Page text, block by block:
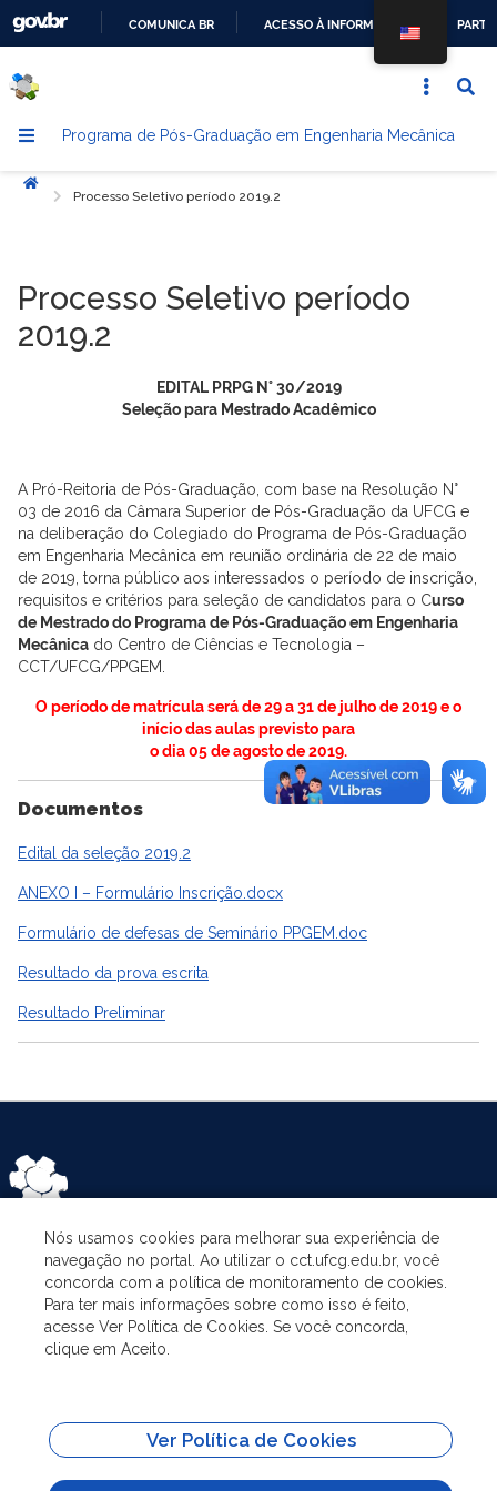
CONTEÚDO
COMUNICA BR ACESSO À INFORMAÇÃO
Programa de Pós-Graduação em Engenharia Mecânica
Início
Processo Seletivo período 2019.2
Processo Seletivo período
2019.2
EDITAL PRPG N° 30/2019
Seleção para Mestrado Acadêmico
A Pró-Reitoria de Pós-Graduação, com base na Resolução N°
03 de 2016 da Câmara Superior de Pós-Graduação da UFCG e
na deliberação do Colegiado do Programa de Pós-Graduação
em Engenharia Mecânica em reunião ordinária de 22 de maio
de 2019, torna público aos interessados o período de inscrição,
requisitos e critérios para seleção de candidatos para o Curso
de Mestrado do Programa de Pós-Graduação em Engenharia
Mecânica do Centro de Ciências e Tecnologia –
CCT/UFCG/PPGEM.
O período de matrícula será de 29 a 31 de julho de 2019 e o
início das aulas previsto para
o dia 05 de agosto de 2019.
Documentos
Edital da seleção 2019.2
ANEXO I – Formulário Inscrição.docx
Formulário de defesas de Seminário PPGEM.doc
Resultado da prova escrita
Resultado Preliminar
ASSUNTOS
O PROGRAMA
ADMINISTRAÇÃO
Nós usamos cookies para melhorar sua experiência de
navegação no portal. Ao utilizar o cct.ufcg.edu.br, você
concorda com a política de monitoramento de cookies.
Para ter mais informações sobre como isso é feito,
acesse Ver Política de Cookies. Se você concorda,
clique em Aceito.
Ver Política de Cookies